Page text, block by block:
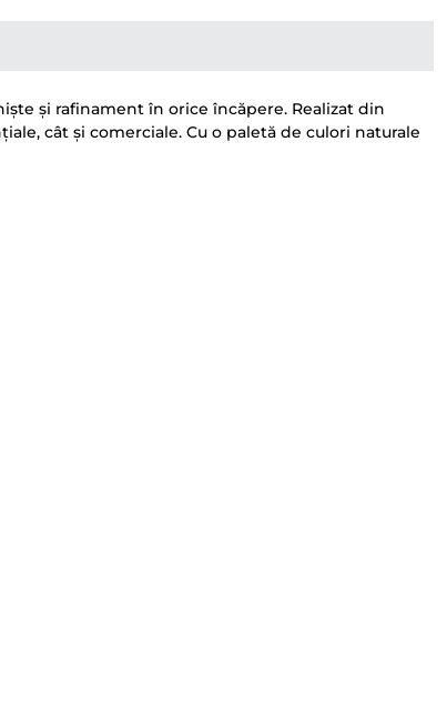
și rafinament în orice încăpere. Realizat din
cât și comerciale. Cu o paletă de culori naturale